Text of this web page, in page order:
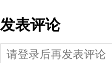
发表评论